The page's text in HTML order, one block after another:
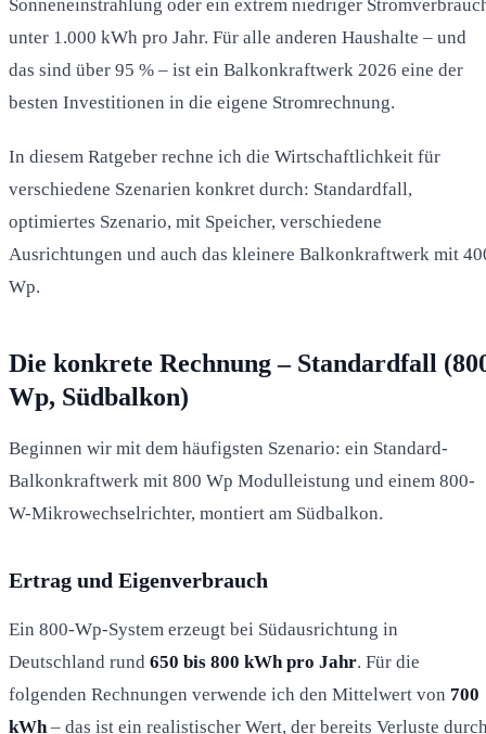
Sonneneinstrahlung oder ein extrem niedriger
unter 1.000 kWh pro Jahr. Für alle anderen Haushalte – und
das sind über 95 % – ist ein Balkonkraftwerk 2026 eine der
besten Investitionen in die eigene Stromrechnung.
In diesem Ratgeber rechne ich die Wirtschaftlichkeit für
verschiedene Szenarien konkret durch: Standardfall,
optimiertes Szenario, mit Speicher, verschiedene
Ausrichtungen und auch das kleinere Balkonkraftwerk mit
Wp.
Die konkrete Rechnung – Standardfall
Wp, Südbalkon)
Beginnen wir mit dem häufigsten Szenario: ein Standard-
Balkonkraftwerk mit 800 Wp Modulleistung und einem 800-
W-Mikrowechselrichter, montiert am Südbalkon.
Ertrag und Eigenverbrauch
Ein 800-Wp-System erzeugt bei Südausrichtung in
Deutschland rund 650 bis 800 kWh pro Jahr. Für die
folgenden Rechnungen verwende ich den Mittelwert von 700
kWh – das ist ein realistischer Wert, der bereits Verluste